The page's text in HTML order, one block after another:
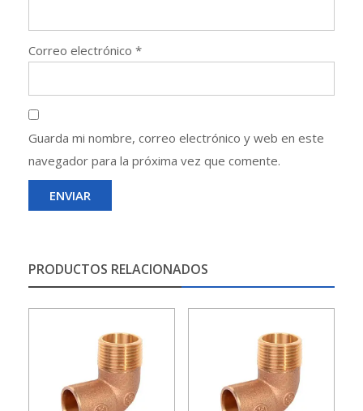
Correo electrónico *
Guarda mi nombre, correo electrónico y web en este
navegador para la próxima vez que comente.
PRODUCTOS RELACIONADOS